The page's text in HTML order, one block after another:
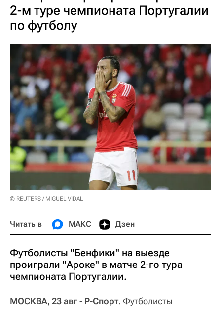
2-м туре чемпионата Португалии
по футболу
© REUTERS / MIGUEL VIDAL
Читать в МАКС Дзен
Футболисты "Бенфики" на выезде
проиграли "Ароке" в матче 2-го тура
чемпионата Португалии.
МОСКВА, 23 авг - Р-Спорт. Футболисты